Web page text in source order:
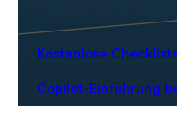
— oder wo noch
Kostenlose
Copilot-Einführung